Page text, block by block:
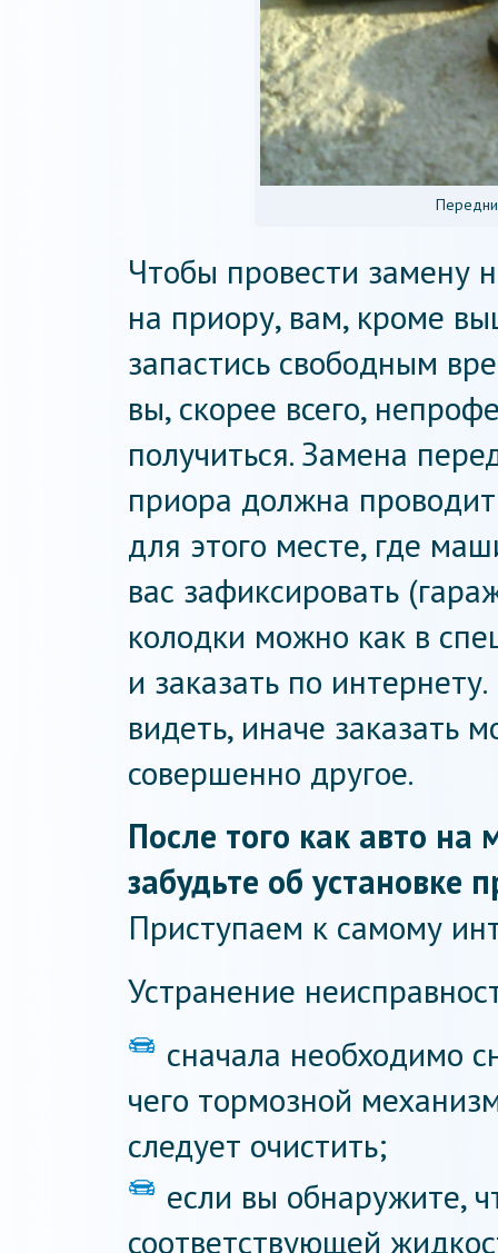
Чтобы провести замену
на приору, вам, кроме
запастись свободным
вы, скорее всего,
получиться. Замена
приора должна
для этого месте, где
вас зафиксировать
колодки можно как в
и заказать по
видеть, иначе заказать
совершенно другое.
После того как авто
забудьте об установке
Приступаем к самому
Устранение
сначала необходимо
чего тормозной
следует очистить;
если вы обнаружите,
соответствующей